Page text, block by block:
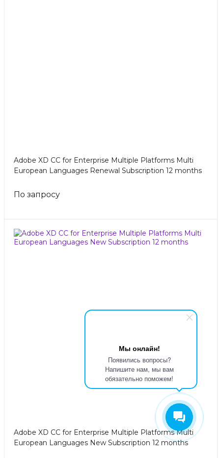
Мы онлайн!
Появились вопросы?
Напишите нам, мы вам
обязательно поможем!
Adobe XD CC for Enterprise Multiple Platforms Multi
European Languages Renewal Subscription 12 months
По запросу
Adobe XD CC for Enterprise Multiple Platforms Multi
European Languages New Subscription 12 months